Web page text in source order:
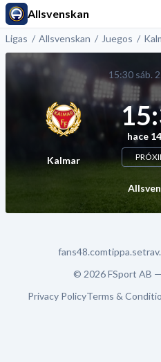
Allsvenskan
Ligas Allsvenskan Juegos
15:30 sáb.
Kalmar
hace
fans48.comtippa.se
© 2026 FSport AB —
Privacy PolicyTerms &